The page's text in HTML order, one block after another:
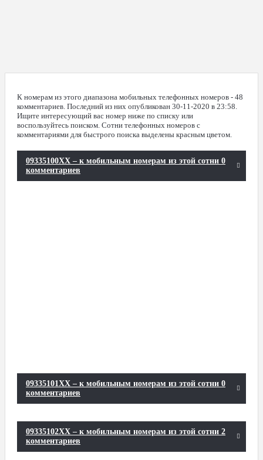
К номерам из этого диапазона мобильных телефонных номеров - 48
комментариев. Последний из них опубликован 30-11-2020 в 23:58.
Ищите интересующий вас номер ниже по списку или
воспользуйтесь поиском. Сотни телефонных номеров с
комментариями для быстрого поиска выделены красным цветом.
09335100XX – к мобильным номерам из этой сотни 0
комментариев
09335101XX – к мобильным номерам из этой сотни 0
комментариев
09335102XX – к мобильным номерам из этой сотни 2
комментариев